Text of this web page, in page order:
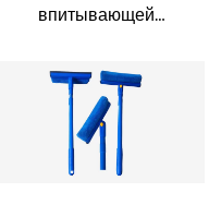
впитывающей